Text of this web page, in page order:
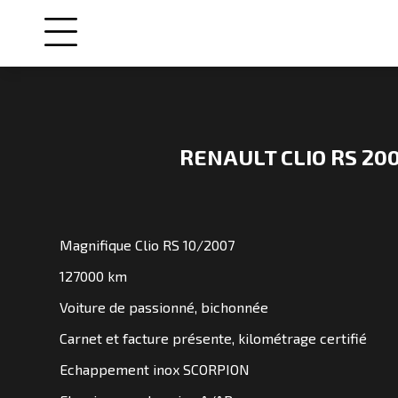
VENDUES
NOS
ENGAGEMENTS
QUI
RENAULT CLIO RS
Magnifique Clio RS 10/2007
127000 km
Voiture de passionné, bichonnée
Carnet et facture présente, kilométrage certifié
Echappement inox SCORPION